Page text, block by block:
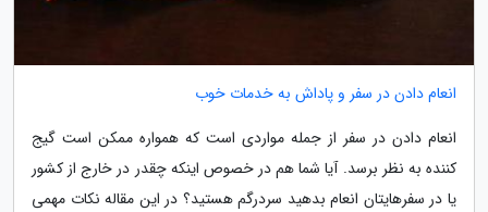
انعام دادن در سفر و پاداش به خدمات خوب
انعام دادن در سفر از جمله مواردی است که همواره ممکن است گیج
کننده به نظر برسد. آیا شما هم در خصوص اینکه چقدر در خارج از کشور
یا در سفرهایتان انعام بدهید سردرگم هستید؟ در این مقاله نکات مهمی